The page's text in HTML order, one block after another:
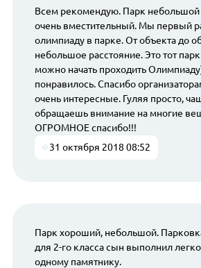
Всем рекомендую. Парк небольшой
очень вместительный. Мы первый
олимпиаду в парке. От объекта до
небольшое расстояние. Это тот
можно начать проходить
понравилось. Спасибо
очень интересные. Гуляя просто,
обращаешь внимание на многие
ОГРОМНОЕ спасибо!!!
31 октября 2018 08:52
Парк хороший, небольшой.
для 2-го класса сын выполнил
одному памятнику.